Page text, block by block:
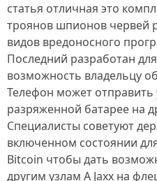
статья отличная это
троянов шпионов червей
видов вредоносного
Последний разработан
возможность владельцу
Телефон может отправить
разряженной батарее на
Специалисты советуют
включенном состоянии
Bitcoin чтобы дать
другим узлам А Jaxx на